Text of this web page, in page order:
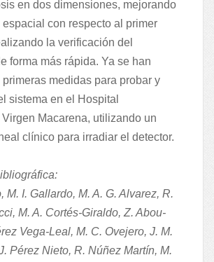
en dos dimensiones, mejorando
espacial con respecto al primer
la verificación del
forma más rápida. Ya se han
medidas para probar y
sistema en el Hospital
Macarena, utilizando un
clínico para irradiar el detector.
M. I. Gallardo, M. A. G. Alvarez, R.
M. A. Cortés‐Giraldo, Z. Abou‐
Vega‐Leal, M. C. Ovejero, J. M.
Pérez Nieto, R. Núñez Martín, M.